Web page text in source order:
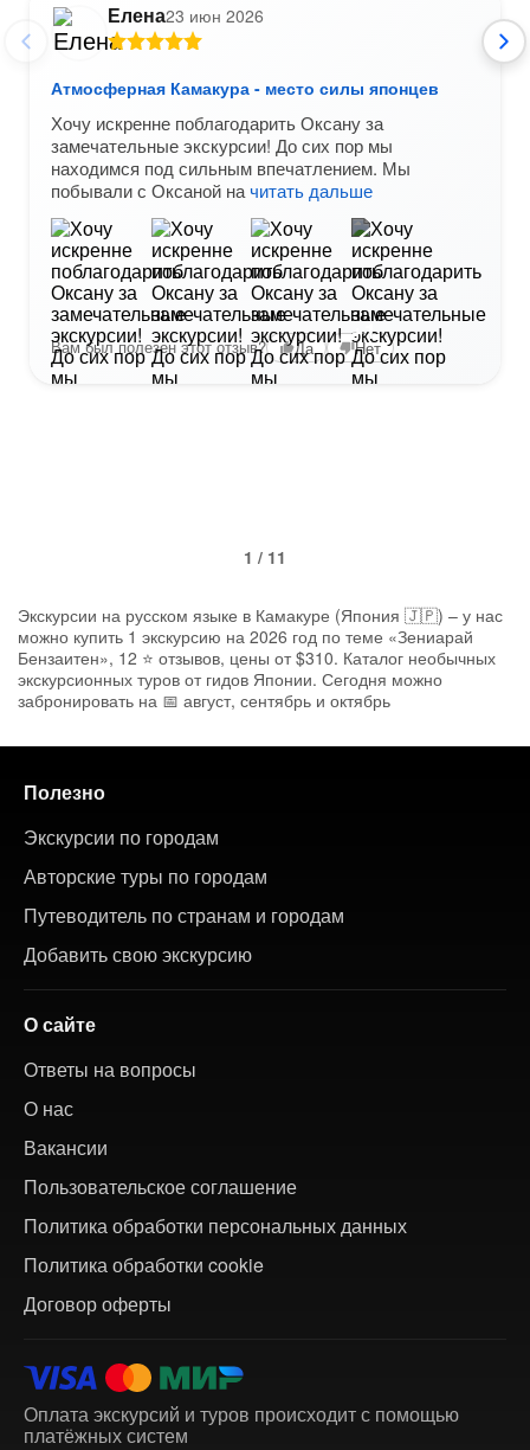
Елена23 июн 2026
Атмосферная Камакура - место силы японцев
Хочу искренне поблагодарить Оксану за
замечательные экскурсии! До сих пор мы
находимся под сильным впечатлением. Мы
побывали с Оксаной начитать дальше
+1
Вам был полезен этот отзыв? Да Нет
1 / 11
Экскурсии на русском языке в Камакуре (Япония 🇯🇵) – у нас
можно купить 1 экскурсию на 2026 год по теме «Зениарай
Бензаитен», 12 ⭐ отзывов, цены от $310. Каталог необычных
экскурсионных туров от гидов Японии. Сегодня можно
забронировать на 📅 август, сентябрь и октябрь
Полезно
Экскурсии по городам
Авторские туры по городам
Путеводитель по странам и городам
Добавить свою экскурсию
О сайте
Ответы на вопросы
О нас
Вакансии
Пользовательское соглашение
Политика обработки персональных данных
Политика обработки cookie
Договор оферты
Оплата экскурсий и туров происходит с помощью
платёжных систем